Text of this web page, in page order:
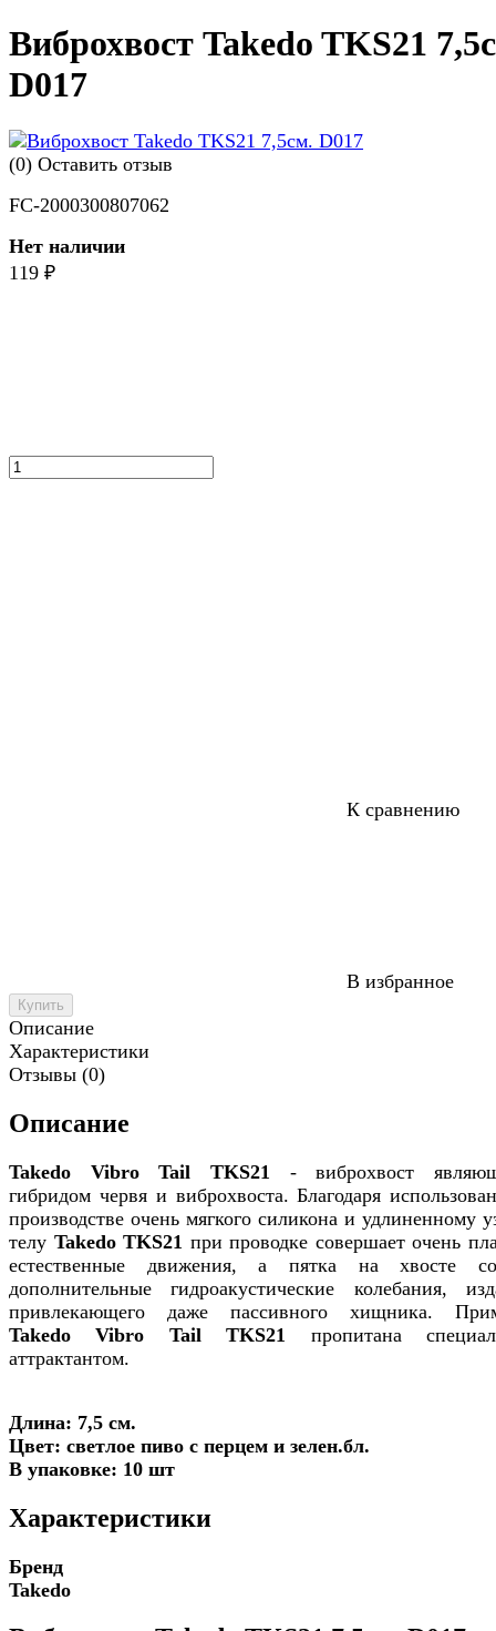
Виброхвост Takedo TKS21
D017
(0) Оставить отзыв
FC-2000300807062
Нет наличии
119 ₽
К сравнению
В избранное
Купить
Описание
Характеристики
Отзывы (0)
Описание
Takedo Vibro Tail TKS21
- виброхвост
гибридом червя и виброхвоста. Благодаря
производстве очень мягкого силикона и удлиненному
телу Takedo TKS21 при проводке совершает очень
естественные движения, а пятка на хвосте
дополнительные гидроакустические колебания,
привлекающего даже пассивного хищника.
Takedo Vibro Tail TKS21
пропитана
аттрактантом.
Длина: 7,5 см.
Цвет: светлое пиво с перцем и зелен.бл.
В упаковке: 10 шт
Характеристики
Бренд
Takedo